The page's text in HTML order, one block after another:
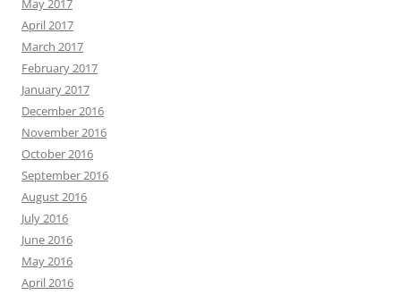
May 2017
April 2017
March 2017
February 2017
January 2017
December 2016
November 2016
October 2016
September 2016
August 2016
July 2016
June 2016
May 2016
April 2016